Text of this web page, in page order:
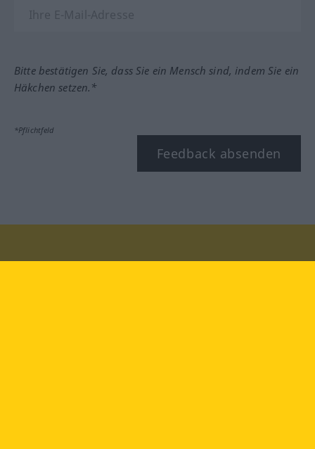
Bitte bestätigen Sie, dass Sie ein Mensch sind, indem Sie ein
Häkchen setzen.*
*Pflichtfeld
Feedback absenden